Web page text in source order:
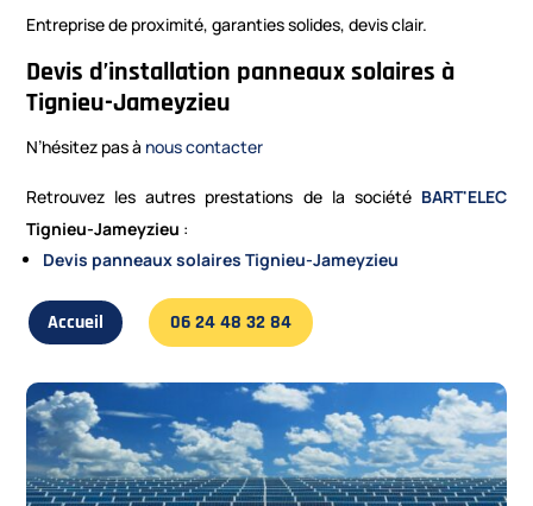
Entreprise de proximité, garanties solides, devis clair.
Devis d’installation panneaux solaires à
Tignieu-Jameyzieu
N’hésitez pas à nous contacter
Retrouvez les autres prestations de la société BART'ELEC
Tignieu-Jameyzieu :
Devis panneaux solaires Tignieu-Jameyzieu
Accueil 06 24 48 32 84